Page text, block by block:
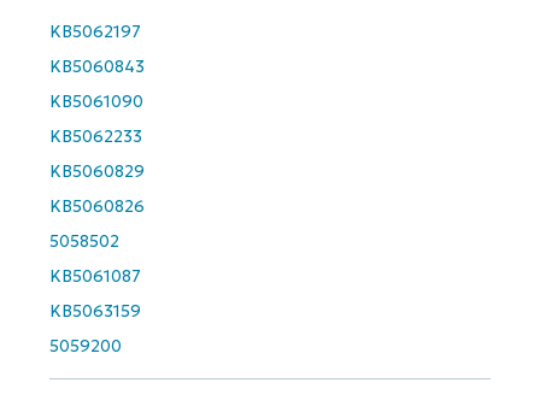
KB5062197
KB5060843
KB5061090
KB5062233
KB5060829
KB5060826
5058502
KB5061087
KB5063159
5059200
name*